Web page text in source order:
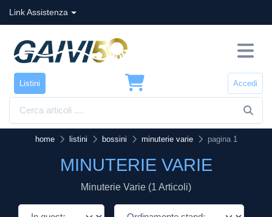
Link Assistenza
Listini Accedi
home listini bossini minuterie varie pagina 1
MINUTERIE VARIE
Minuterie Varie (1 Articoli)